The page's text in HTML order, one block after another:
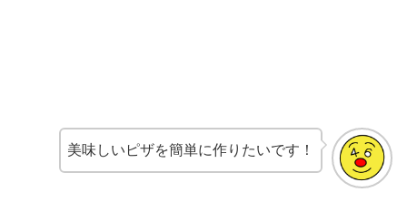
美味しいピザを簡単に作りたいです！